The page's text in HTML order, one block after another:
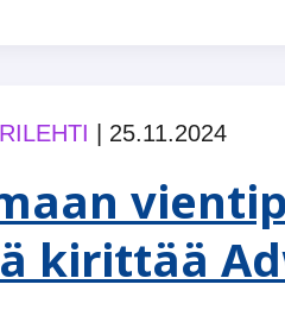
25.11.2024
kirittää